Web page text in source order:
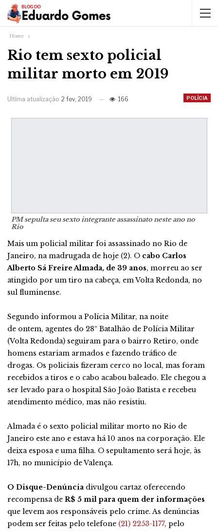
Home
Rio tem sexto policial
militar morto em 2019
POLÍCIA
Ultima atualização 2 fev, 2019 166
PM sepulta seu sexto integrante assassinato neste ano no
Rio
Mais um policial militar foi assassinado no Rio de
Janeiro, na madrugada de hoje (2). O cabo Carlos
Alberto Sá Freire Almada, de 39 anos, morreu ao ser
atingido por um tiro na cabeça, em Volta Redonda, no
sul fluminense.
Segundo informou a Polícia Militar, na noite
de ontem, agentes do 28º Batalhão de Polícia Militar
(Volta Redonda) seguiram para o bairro Retiro, onde
homens estariam armados e fazendo tráfico de
drogas. Os policiais fizeram cerco no local, mas foram
recebidos a tiros e o cabo acabou baleado. Ele chegou a
ser levado para o hospital São João Batista e recebeu
atendimento médico, mas não resistiu.
Almada é o sexto policial militar morto no Rio de
Janeiro este ano e estava há 10 anos na corporação. Ele
deixa esposa e uma filha. O sepultamento seráhoje, às
17h, no município de Valença.
O Disque-Denúncia divulgou cartaz oferecendo
recompensa de R$ 5 mil para quem der informações
que levem aos responsáveis pelo crime. As denúncias
podem ser feitas pelo telefone (21) 2253-1177, pelo